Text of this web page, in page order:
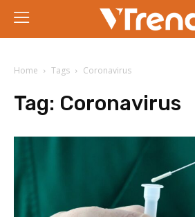
Home Tags Coronavirus
Tag: Coronavirus